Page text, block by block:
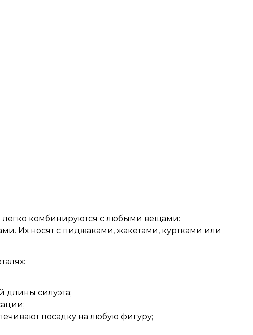
легко комбинируются с любыми вещами:
Их носят с пиджаками, жакетами, куртками или
длины силуэта;
посадку на любую фигуру;